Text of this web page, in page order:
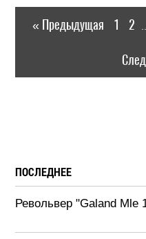
« Предыдущая 1 2
ПОСЛЕДНЕЕ
Револьвер "Galand Mle